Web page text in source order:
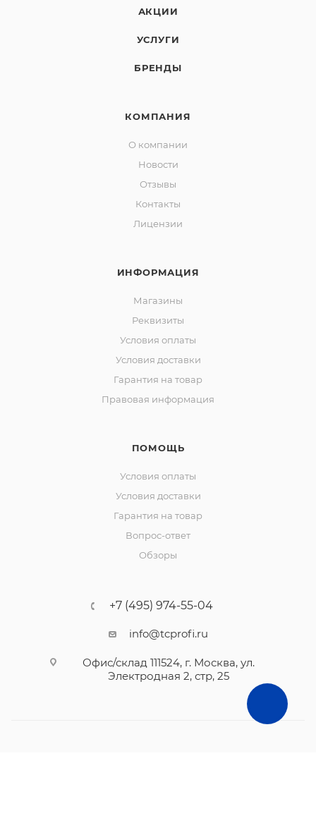
АКЦИИ
УСЛУГИ
БРЕНДЫ
КОМПАНИЯ
О компании
Новости
Отзывы
Контакты
Лицензии
ИНФОРМАЦИЯ
Магазины
Реквизиты
Условия оплаты
Условия доставки
Гарантия на товар
Правовая информация
ПОМОЩЬ
Условия оплаты
Условия доставки
Гарантия на товар
Вопрос-ответ
Обзоры
+7 (495) 974-55-04
info@tcprofi.ru
Офис/склад 111524, г. Москва, ул.
Электродная 2, стр, 25